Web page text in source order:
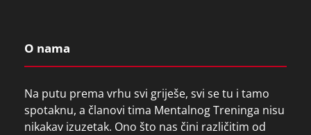
O nama
Na putu prema vrhu svi griješe, svi se tu i tamo
spotaknu, a članovi tima Mentalnog Treninga nisu
nikakav izuzetak. Ono što nas čini različitim od